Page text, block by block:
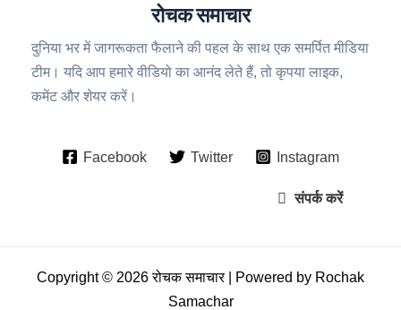
रोचक समाचार
दुनिया भर में जागरूकता फैलाने की पहल के साथ एक समर्पित मीडिया
टीम। यदि आप हमारे वीडियो का आनंद लेते हैं, तो कृपया लाइक,
कमेंट और शेयर करें।
Facebook Twitter Instagram
संपर्क करें
Copyright © 2026 रोचक समाचार | Powered by Rochak
Samachar